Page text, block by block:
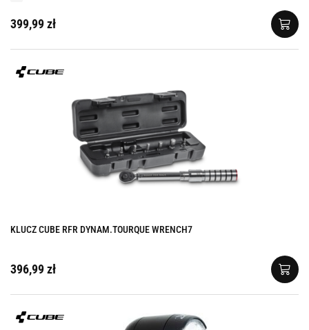
399,99 zł
KLUCZ CUBE RFR DYNAM.TOURQUE WRENCH7
396,99 zł